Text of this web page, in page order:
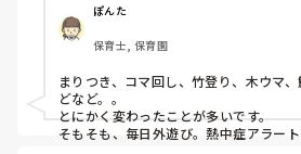
ぽんた
保育士, 保育園
まりつき、コマ回し、竹登り、木ウマ
どなど。。
とにかく変わったことが多いです。
そもそも、毎日外遊び。熱中症アラー